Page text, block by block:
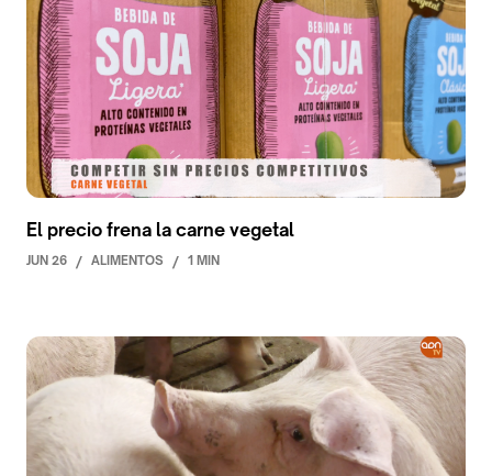
El precio frena la carne vegetal
JUN 26 / ALIMENTOS / 1 MIN